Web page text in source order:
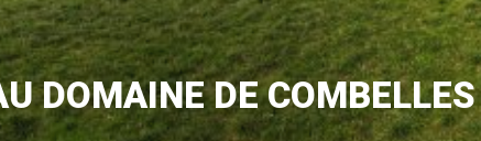
DOMAINE DE COMBELLES